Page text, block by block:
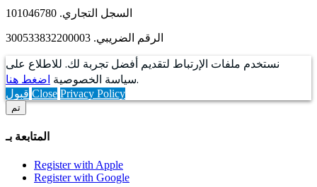
السجل التجاري. 101046780
الرقم الضريبي. 300533832200003
نستخدم ملفات الإرتباط لتقديم أفضل تجربة لك. للاطلاع على
سياسة الخصوصية اضغط هنا .
قبول Close Privacy Policy
تم
المتابعة بـ
Register with Apple
Register with Google